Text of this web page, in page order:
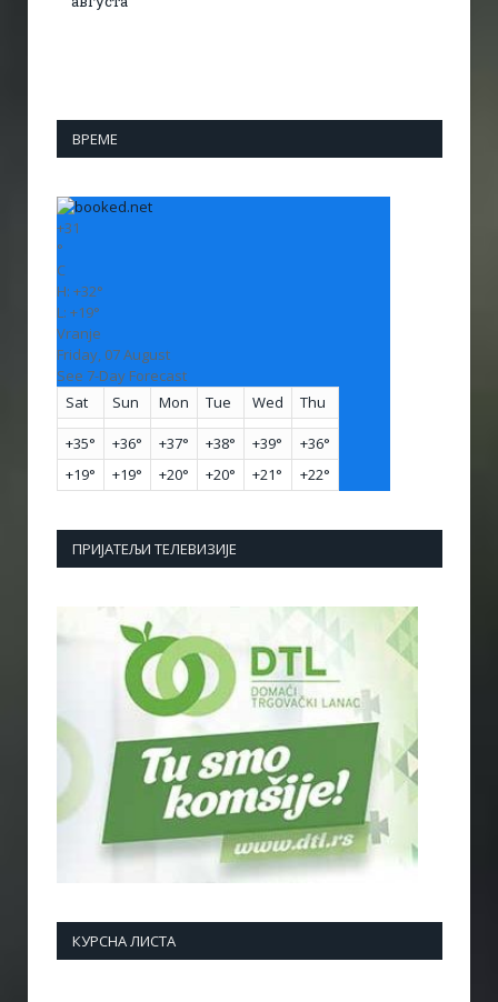
ВРЕМЕ
+31
°
C
H: +32°
L: +19°
Vranje
Friday, 07 August
See 7-Day Forecast
Sat
Sun Mon Tue Wed Thu
+35° +36° +37° +38° +39° +36°
+19° +19° +20° +20° +21° +22°
ПРИЈАТЕЉИ ТЕЛЕВИЗИЈЕ
КУРСНА ЛИСТА